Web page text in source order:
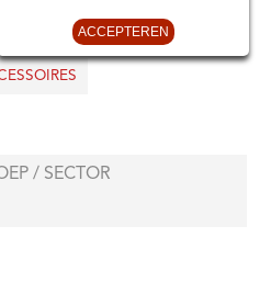
ACCEPTEREN
KAARTEN
/ SECTOR